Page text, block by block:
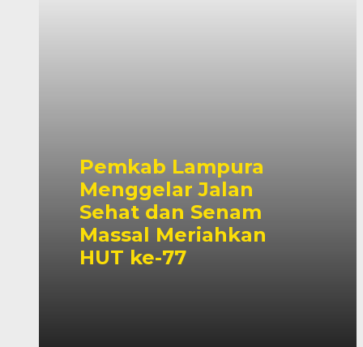
Pemkab Lampura
Menggelar Jalan
Sehat dan Senam
Massal Meriahkan
HUT ke-77